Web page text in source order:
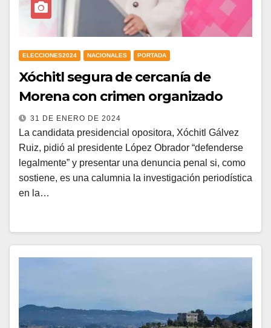
ELECCIONES2024 NACIONALES PORTADA
Xóchitl segura de cercanía de
Morena con crimen organizado
31 DE ENERO DE 2024
La candidata presidencial opositora, Xóchitl Gálvez
Ruiz, pidió al presidente López Obrador “defenderse
legalmente” y presentar una denuncia penal si, como
sostiene, es una calumnia la investigación periodística
en la…